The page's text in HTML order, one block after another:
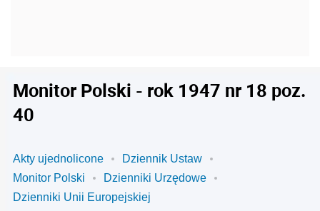
Monitor Polski - rok 1947 nr 18 poz.
40
Akty ujednolicone
Dziennik Ustaw
Monitor Polski
Dzienniki Urzędowe
Dzienniki Unii Europejskiej